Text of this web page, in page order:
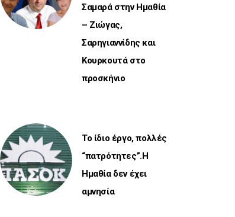
Σαμαρά στην Ημαθία
– Ζιώγας,
Σαρηγιαννίδης και
Κουρκουτά στο
προσκήνιο
Το ίδιο έργο, πολλές
“πατρότητες”.Η
Ημαθία δεν έχει
αμνησία